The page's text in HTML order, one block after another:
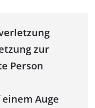
zur
Person
Auge